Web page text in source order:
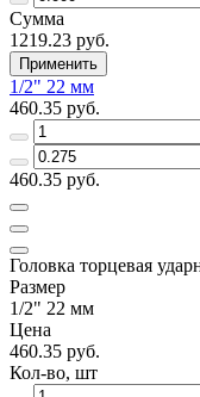
Сумма
1219.23 руб.
Применить
1/2" 22 мм
460.35 руб.
460.35 руб.
Головка торцевая
Размер
1/2" 22 мм
Цена
460.35 руб.
Кол-во, шт